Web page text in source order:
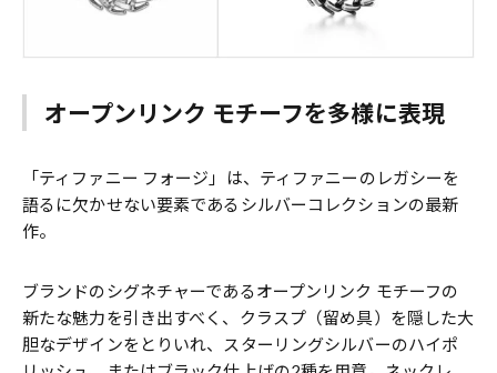
オープンリンク モチーフを多様に表現
「ティファニー フォージ」は、ティファニーのレガシーを
語るに欠かせない要素であるシルバーコレクションの最新
作。
ブランドのシグネチャーであるオープンリンク モチーフの
新たな魅力を引き出すべく、クラスプ（留め具）を隠した大
胆なデザインをとりいれ、スターリングシルバーのハイポ